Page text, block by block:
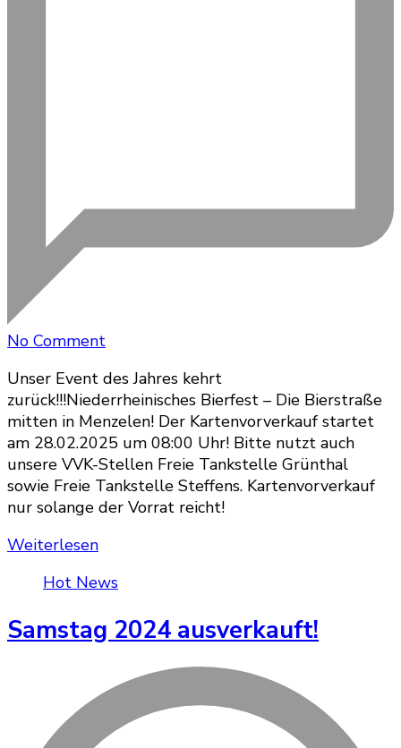
No Commenton
startet
am
28.02.2025
Unser Event des Jahres kehrt
zurück!!!Niederrheinisches Bierfest – Die Bierstraße
mitten in Menzelen! Der Kartenvorverkauf startet
am 28.02.2025 um 08:00 Uhr! Bitte nutzt auch
unsere VVK-Stellen Freie Tankstelle Grünthal
sowie Freie Tankstelle Steffens. Kartenvorverkauf
nur solange der Vorrat reicht!
Weiterlesen
Hot News
Samstag 2024 ausverkauft!